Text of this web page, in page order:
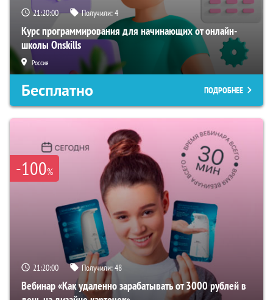
21:19:59 Получили:4
Курс программирования для начинающих от онлайн-
школы Onskills
Россия
Бесплатно ПОДРОБНЕЕ
-100%
21:19:59 Получили:48
Вебинар «Как удаленно зарабатывать от 3000 рублей в